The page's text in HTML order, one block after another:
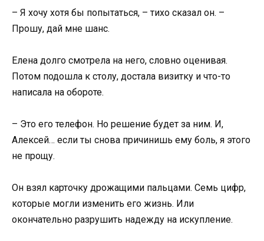
– Я хочу хотя бы попытаться, – тихо сказал он. –
Прошу, дай мне шанс.
Елена долго смотрела на него, словно оценивая.
Потом подошла к столу, достала визитку и что-то
написала на обороте.
– Это его телефон. Но решение будет за ним. И,
Алексей… если ты снова причинишь ему боль, я этого
не прощу.
Он взял карточку дрожащими пальцами. Семь цифр,
которые могли изменить его жизнь. Или
окончательно разрушить надежду на искупление.